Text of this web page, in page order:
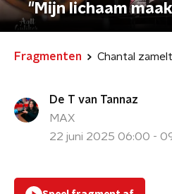
"Mijn lichaam
aan"
Fragmenten
De T van Tannaz
MAX
22 juni 2025 06:00 -